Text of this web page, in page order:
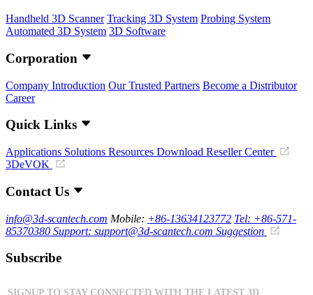
Handheld 3D Scanner Tracking 3D System Probing System
Automated 3D System 3D Software
Corporation
Company Introduction Our Trusted Partners Become a Distributor
Career
Quick Links
Applications Solutions Resources Download Reseller Center
3DeVOK
Contact Us
info@3d-scantech.com Mobile: +86-13634123772 Tel: +86-571-
85370380 Support: support@3d-scantech.com Suggestion
Subscribe